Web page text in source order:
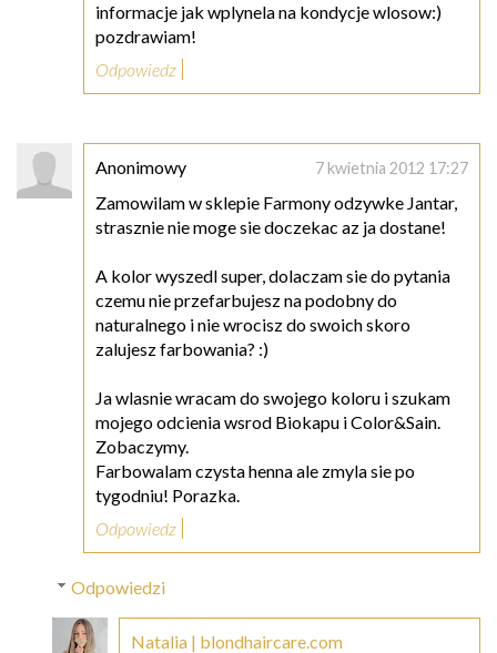
informacje jak wplynela na kondycje wlosow:)
pozdrawiam!
Odpowiedz
Anonimowy 7 kwietnia 2012 17:27
Zamowilam w sklepie Farmony odzywke Jantar,
strasznie nie moge sie doczekac az ja dostane!
A kolor wyszedl super, dolaczam sie do pytania
czemu nie przefarbujesz na podobny do
naturalnego i nie wrocisz do swoich skoro
zalujesz farbowania? :)
Ja wlasnie wracam do swojego koloru i szukam
mojego odcienia wsrod Biokapu i Color&Sain.
Zobaczymy.
Farbowalam czysta henna ale zmyla sie po
tygodniu! Porazka.
Odpowiedz
Odpowiedzi
Natalia | blondhaircare.com